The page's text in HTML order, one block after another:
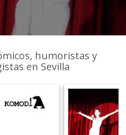
humoristas y
en Sevilla